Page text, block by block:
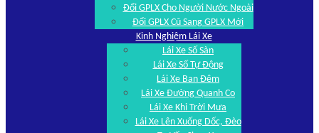
Đổi GPLX Cho Người Nước Ngoài
Đổi GPLX Cũ Sang GPLX Mới
Kinh Nghiệm Lái Xe
Lái Xe Số Sàn
Lái Xe Số Tự Động
Lái Xe Ban Đêm
Lái Xe Đường Quanh Co
Lái Xe Khi Trời Mưa
Lái Xe Lên Xuống Dốc, Đèo